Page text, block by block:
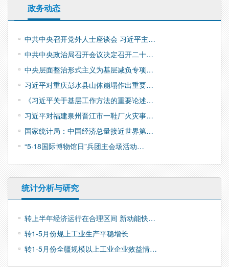
政务动态
中共中央召开党外人士座谈会 习近平主…
中共中央政治局召开会议决定召开二十…
中央层面整治形式主义为基层减负专项…
习近平对重庆彭水县山体崩塌作出重要…
《习近平关于基层工作方法的重要论述…
习近平对福建泉州晋江市一鞋厂火灾事…
国家统计局：中国经济总量接近世界第…
“5·18国际博物馆日”兵团主会场活动…
统计分析与研究
转上半年经济运行在合理区间 新动能快…
转1-5月份规上工业生产平稳增长
转1-5月份全疆规模以上工业企业效益情…